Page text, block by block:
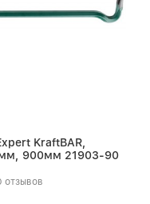
KraftBAR,
900мм 21903-90
отзывов